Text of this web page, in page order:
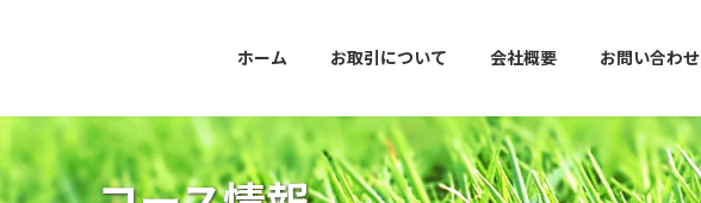
ホーム お取引について 会社概要 お問い合わせ